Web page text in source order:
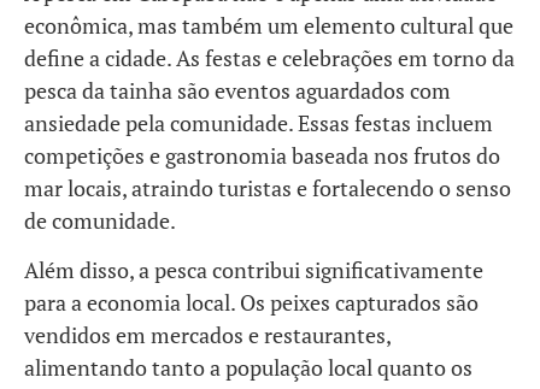
econômica, mas também um elemento cultural que
define a cidade. As festas e celebrações em torno da
pesca da tainha são eventos aguardados com
ansiedade pela comunidade. Essas festas incluem
competições e gastronomia baseada nos frutos do
mar locais, atraindo turistas e fortalecendo o senso
de comunidade.
Além disso, a pesca contribui significativamente
para a economia local. Os peixes capturados são
vendidos em mercados e restaurantes,
alimentando tanto a população local quanto os